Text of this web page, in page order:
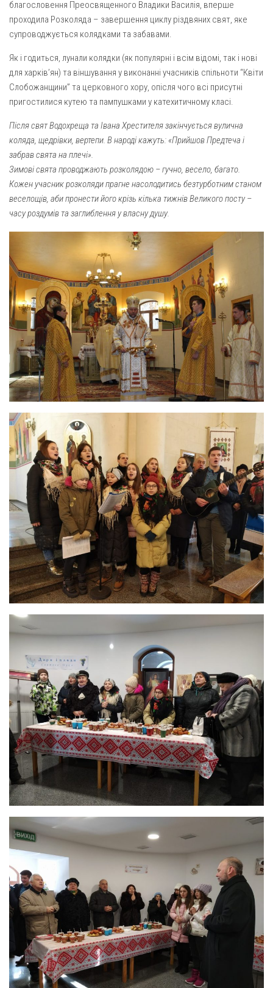
Архистратига Михаїла (м. Люботин)
Покрови Пресвятої Богородиці (с. Вільча)
Парафія Благовіщення Пресвятої Богородиці (смт
Золочів)
Парафія Різдва Пресвятої Богородиці м. Берестин
Парохії Полтавської області
Пресвятої Трійці (м. Полтава)
Всіх Святих українського народу (м. Полтава)
Свято-Юріївська парафія (м. Полтава)
Архистратига Михаїла (с. Пригарівка)
Благовіщення Пресвятої Богородиці (с. Шевченки)
Введення у храм Пресвятої Богородиці (с. Дашківка)
Вознесіння ГНІХ (с. Витівка)
Вознесіння Господнього (м. Кобеляки)
Пророка Іллі (смт. Білики)
Різдва Пресвятої Богородиці (с. Вільховатка)
Св. Апостола Андрія Первозванного (с. Засулля)
Св. Миколая (с. Деменки)
Успіння Пресвятої Богородиці (м. Кременчук)
Успіння Пресвятої Богородиці (м. Лубни)
Парохії Сумської області
Введення в храм Богородиці (м. Суми)
Матері Божої Неустанної Помочі (м. Охтирка)
Монастирі
Свято-Покровський монастир оо Василіян
Свято-Івано-Павлівський монастир сестер Згромадження
Св. Йосифа ОПДМ
Монастир сестер милосердя Св. Вінкентія. Дім Милосердя
Монастир Успення Пресвятої Богородиці Сестер Чину
Святого Василія Великого
Комісії
Катехитична комісія
Комісія у справах молоді
Комісія у справах родини
Комісія з питань душпастирства охорони здоров’я
Спільноти
Квіти Слобожанщини
Харківщина
Полтавщина
Сумщина
Оголошення
Трансляції
Газета Християнський голос
Надруковані числа
Галерея
благословення Преосвященного Владики Василія, вперше
проходила Розколяда – завершення циклу різдвяних свят, яке
супроводжується колядками та забавами.
Як і годиться, лунали колядки (як популярні і всім відомі, так і нові
для харків’ян) та віншування у виконанні учасників спільноти “Квіти
Слобожанщини” та церковного хору, опісля чого всі присутні
пригостилися кутею та пампушками у катехитичному класі.
Після свят Водохреща та Івана Хрестителя закінчується вулична
коляда, щедрівки, вертепи. В народі кажуть: «Прийшов Предтеча і
забрав свята на плечі».
Зимові свята проводжають розколядою – гучно, весело, багато.
Кожен учасник розколяди прагне насолодитись безтурботним станом
веселощів, аби пронести його крізь кілька тижнів Великого посту –
часу роздумів та заглиблення у власну душу.